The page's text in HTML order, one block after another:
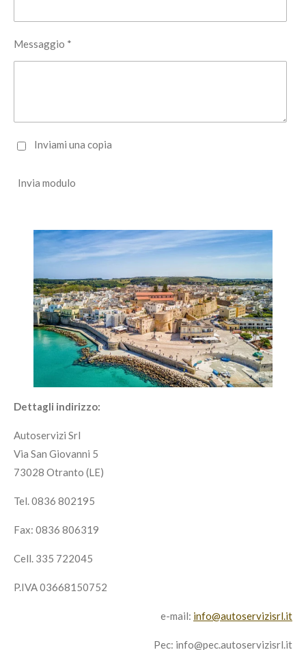
Messaggio *
Inviami una copia
Invia modulo
Dettagli indirizzo:
Autoservizi Srl
Via San Giovanni 5
73028 Otranto (LE)
Tel. 0836 802195
Fax: 0836 806319
Cell. 335 722045
P.IVA 03668150752
e-mail: info@autoservizisrl.it
Pec: info@pec.autoservizisrl.it